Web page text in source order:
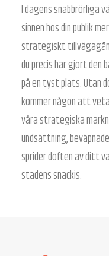
I dagens snabbrörliga
sinnen hos din publik
strategiskt
du precis har gjort den
på en tyst plats. Utan
kommer någon att
våra strategiska
undsättning,
sprider doften av ditt
stadens snackis.